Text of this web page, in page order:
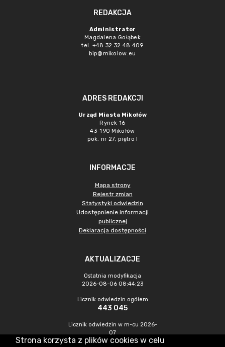
REDAKCJA
Administrator
Magdalena Gołąbek
tel. +48 32 32 48 409
bip@mikolow.eu
ADRES REDAKCJI
Urząd Miasta Mikołów
Rynek 16
43-190 Mikołów
pok. nr 27, piętro I
INFORMACJE
Mapa strony
Rejestr zmian
Statystyki odwiedzin
Udostępnienie informacji
publicznej
Deklaracja dostępności
AKTUALIZACJE
Ostatnia modyfikacja
2026-08-06 08:44:23
Licznik odwiedzin ogółem
443 045
Licznik odwiedzin w m-cu 2026-
07
1 260
Strona korzysta z plików cookies w celu